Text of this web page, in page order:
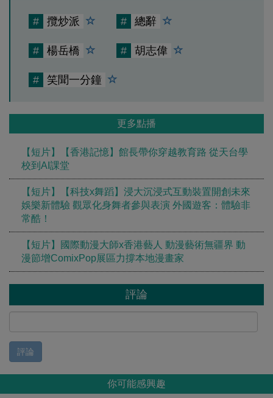
# 攬炒派 # 總辭
# 楊岳橋 # 胡志偉
# 笑聞一分鐘
更多點播
【短片】【香港記憶】館長帶你穿越教育路 從天台學
校到AI課堂
【短片】【科技x舞蹈】浸大沉浸式互動裝置開創未來
娛樂新體驗 觀眾化身舞者參與表演 外國遊客：體驗非
常酷！
【短片】國際動漫大師x香港藝人 動漫藝術無疆界 動
漫節增ComixPop展區力撐本地漫畫家
評論
評論
你可能感興趣